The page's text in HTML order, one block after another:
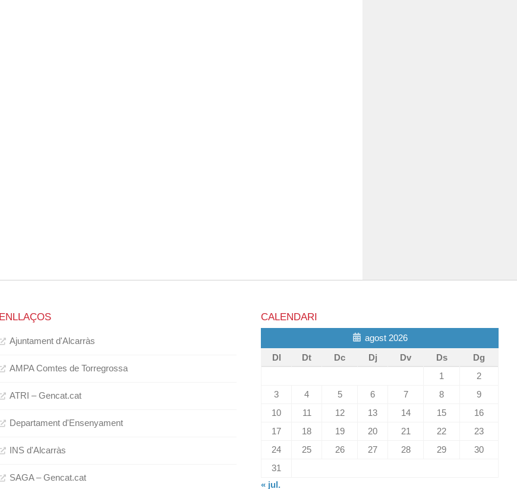
ENLLAÇOS
Ajuntament d'Alcarràs
AMPA Comtes de Torregrossa
ATRI – Gencat.cat
Departament d'Ensenyament
INS d'Alcarràs
SAGA – Gencat.cat
CALENDARI
agost 2026
Dl
Dt Dc Dj Dv Ds
Dg
1
2
3
4 5 6 7 8
9
10
11 12 13 14 15
16
17
18 19 20 21 22
23
24
25 26 27 28 29
30
31
« jul.